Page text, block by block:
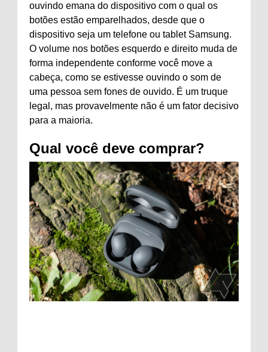
ouvindo emana do dispositivo com o qual os
botões estão emparelhados, desde que o
dispositivo seja um telefone ou tablet Samsung.
O volume nos botões esquerdo e direito muda de
forma independente conforme você move a
cabeça, como se estivesse ouvindo o som de
uma pessoa sem fones de ouvido. É um truque
legal, mas provavelmente não é um fator decisivo
para a maioria.
Qual você deve comprar?